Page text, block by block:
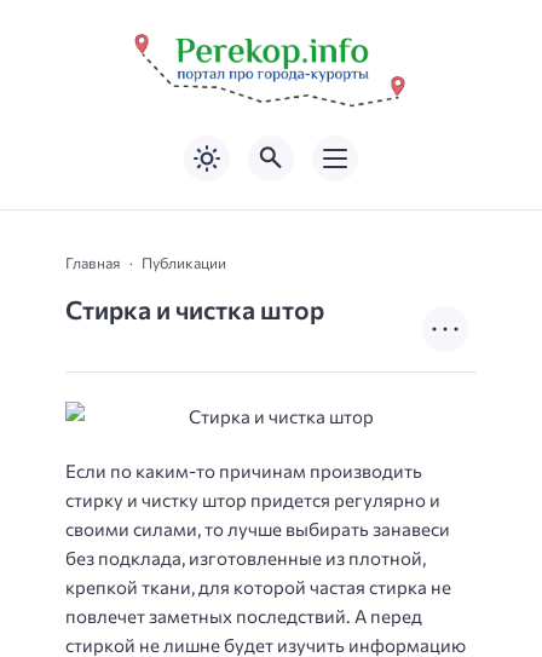
Главная Публикации
Стирка и чистка штор
Если по каким-то причинам производить
стирку и чистку штор придется регулярно и
своими силами, то лучше выбирать занавеси
без подклада, изготовленные из плотной,
крепкой ткани, для которой частая стирка не
повлечет заметных последствий. А перед
стиркой не лишне будет изучить информацию